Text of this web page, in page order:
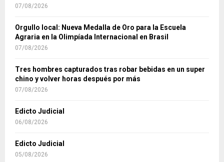
07/08/2026
Orgullo local: Nueva Medalla de Oro para la Escuela
Agraria en la Olimpíada Internacional en Brasil
07/08/2026
Tres hombres capturados tras robar bebidas en un super
chino y volver horas después por más
07/08/2026
Edicto Judicial
06/08/2026
Edicto Judicial
05/08/2026